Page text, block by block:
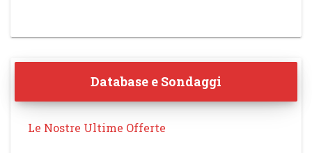
Database e Sondaggi
Le Nostre Ultime Offerte